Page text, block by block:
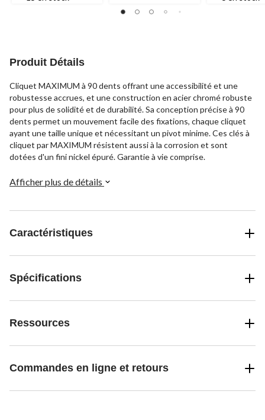
Produit Détails
Cliquet MAXIMUM à 90 dents offrant une accessibilité et une
robustesse accrues, et une construction en acier chromé robuste
pour plus de solidité et de durabilité. Sa conception précise à 90
dents permet un mouvement facile des fixations, chaque cliquet
ayant une taille unique et nécessitant un pivot minime. Ces clés à
cliquet par MAXIMUM résistent aussi à la corrosion et sont
dotées d'un fini nickel épuré. Garantie à vie comprise.
Afficher plus de détails
Caractéristiques
Spécifications
Ressources
Commandes en ligne et retours